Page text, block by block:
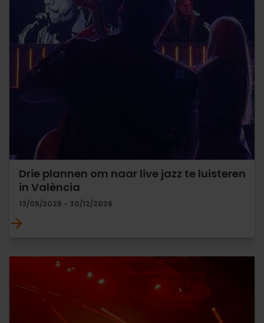
Drie plannen om naar live jazz te luisteren
in València
13/05/2026 - 30/12/2026